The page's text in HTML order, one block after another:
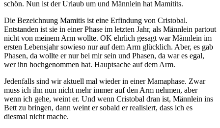
schön. Nun ist der Urlaub um und Männlein hat Mamitits.
Die Bezeichnung Mamitis ist eine Erfindung von Cristobal.
Entstanden ist sie in einer Phase im letzten Jahr, als Männlein partout
nicht von meinem Arm wollte. OK ehrlich gesagt war Männlein im
ersten Lebensjahr sowieso nur auf dem Arm glücklich. Aber, es gab
Phasen, da wollte er nur bei mir sein und Phasen, da war es egal,
wer ihn hochgenommen hat. Hauptsache auf dem Arm.
Jedenfalls sind wir aktuell mal wieder in einer Mamaphase. Zwar
muss ich ihn nun nicht mehr immer auf den Arm nehmen, aber
wenn ich gehe, weint er. Und wenn Cristobal dran ist, Männlein ins
Bett zu bringen, dann weint er sobald er realisiert, dass ich es
diesmal nicht mache.